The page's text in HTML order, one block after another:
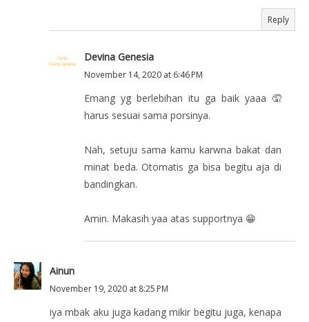
Reply
Devina Genesia
November 14, 2020 at 6:46 PM
Emang yg berlebihan itu ga baik yaaa 🤦
harus sesuai sama porsinya.
Nah, setuju sama kamu karwna bakat dan
minat beda. Otomatis ga bisa begitu aja di
bandingkan.
Amin. Makasih yaa atas supportnya 😁
Ainun
November 19, 2020 at 8:25 PM
iya mbak aku juga kadang mikir begitu juga, kenapa